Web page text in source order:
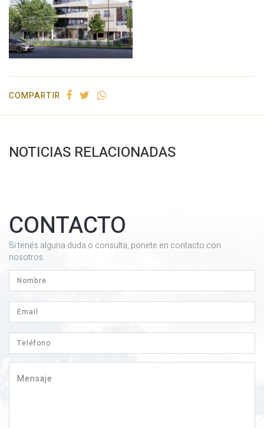
COMPARTIR
NOTICIAS RELACIONADAS
CONTACTO
Si tenés alguna duda o consulta, ponete en contacto con
nosotros.